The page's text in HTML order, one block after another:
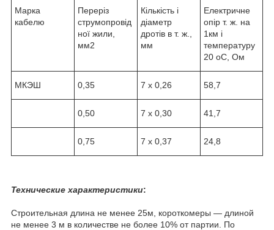
Марка
кабелю
Переріз
струмопровід
ної жили,
мм2
Кількість і
діаметр
дротів в т. ж.,
мм
Електричне
опір т. ж. на
1км і
температуру
20 оС, Ом
МКЭШ 0,35 7 х 0,26 58,7
0,50 7 х 0,30 41,7
0,75 7 х 0,37 24,8
Технические характеристики:
Строительная длина не менее 25м, короткомеры ― длиной
не менее 3 м в количестве не более 10% от партии. По